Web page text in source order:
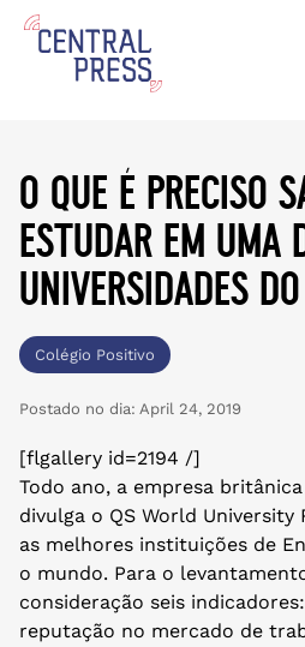
o que é preciso
estudar em uma
universidades
Colégio Positivo
Postado no dia: April 24, 2019
[flgallery id=2194 /]
Todo ano, a empresa
divulga o QS World University
as melhores instituições de
o mundo. Para o
consideração seis
reputação no mercado de